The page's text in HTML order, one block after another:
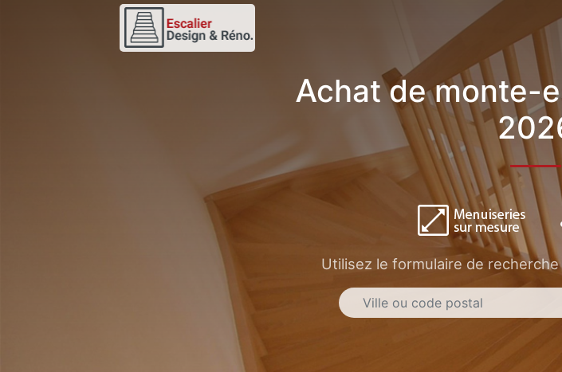
Achat de monte-
Utilisez le formulaire de